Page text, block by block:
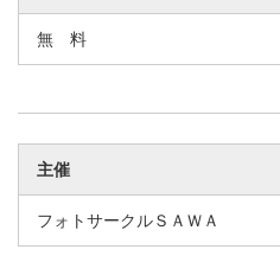
無 料
主催
フォトサークルＳＡＷＡ